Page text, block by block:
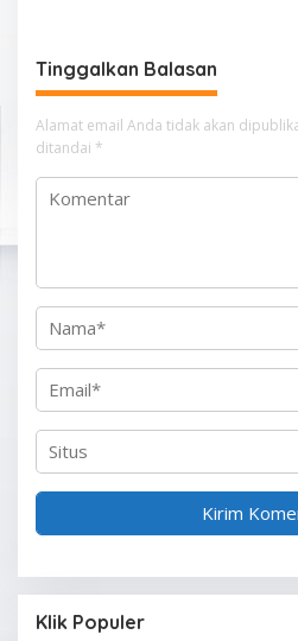
a
s
i
p
o
Tinggalkan Balasan
Alamat email Anda tidak akan
ditandai *
Klik Populer